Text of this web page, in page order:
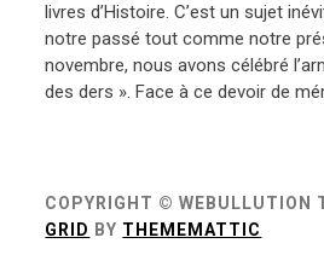
livres d’Histoire. C’est un sujet
notre passé tout comme notre
novembre, nous avons célébré
des ders ». Face à ce devoir de
COPYRIGHT © WEBULLUTION
GRID BY THEMEMATTIC